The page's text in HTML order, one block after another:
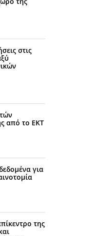
στις
από το ΕΚΤ
για
της